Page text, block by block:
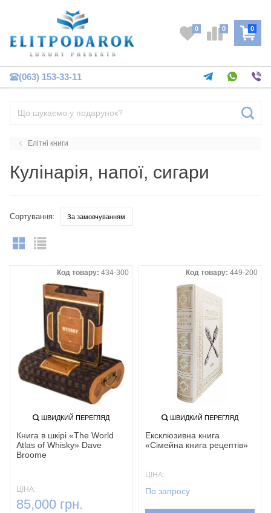
0
0 0
(063) 153-33-11
Елітні книги
Кулінарія, напої, сигари
Сортування:
Код товару: 434-300
ШВИДКИЙ ПЕРЕГЛЯД
Книга в шкірі «The World
Atlas of Whisky» Dave
Broome
ЦІНА:
85,000 грн.
Код товару: 449-200
ШВИДКИЙ ПЕРЕГЛЯД
Ексклюзивна книга
«Сімейна книга рецептів»
ЦІНА:
По запросу